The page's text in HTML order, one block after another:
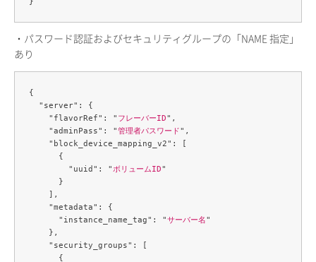
・パスワード認証およびセキュリティグループの「NAME 指定」
あり
{
  "server": {
    "flavorRef": "
フレーバーID",
    "adminPass": "
管理者パスワード",
    "block_device_mapping_v2": [
      {
        "uuid": "
ボリュームID"
      }
    ],
    "metadata": {
      "instance_name_tag": "
サーバー名"
    },
    "security_groups": [
      {